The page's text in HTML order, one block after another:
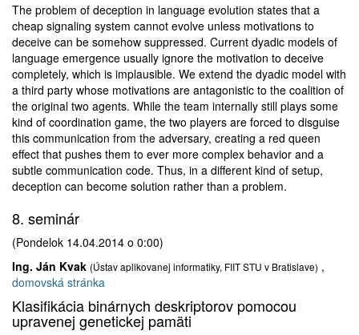
The problem of deception in language evolution states that a
cheap signaling system cannot evolve unless motivations to
deceive can be somehow suppressed. Current dyadic models of
language emergence usually ignore the motivation to deceive
completely, which is implausible. We extend the dyadic model with
a third party whose motivations are antagonistic to the coalition of
the original two agents. While the team internally still plays some
kind of coordination game, the two players are forced to disguise
this communication from the adversary, creating a red queen
effect that pushes them to ever more complex behavior and a
subtle communication code. Thus, in a different kind of setup,
deception can become solution rather than a problem.
8. seminár
(Pondelok 14.04.2014 o 0:00)
Ing. Ján Kvak (Ústav aplikovanej informatiky, FIIT STU v Bratislave) ,
domovská stránka
Klasifikácia binárnych deskriptorov pomocou
upravenej genetickej pamäti